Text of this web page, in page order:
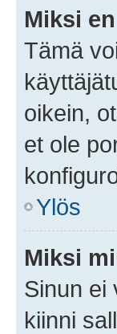
Miksi
Tämä
oikein,
et ole
Ylös
Miksi
Sinun ei
kiinni